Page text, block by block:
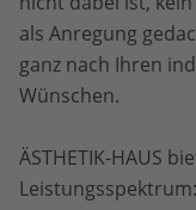
als Anregung
ganz nach Ihren
Wünschen.
ÄSTHETIK-HAUS
Leistungsspektrum: